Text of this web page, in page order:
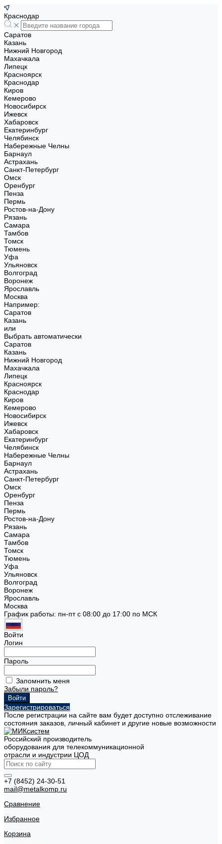
Краснодар
Саратов
Казань
Нижний Новгород
Махачкала
Липецк
Красноярск
Краснодар
Киров
Кемерово
Новосибирск
Ижевск
Хабаровск
Екатеринбург
Челябинск
Набережные Челны
Барнаул
Астрахань
Санкт-Петербург
Омск
Оренбург
Пенза
Пермь
Ростов-на-Дону
Рязань
Самара
Тамбов
Томск
Тюмень
Уфа
Ульяновск
Волгоград
Воронеж
Ярославль
Москва
Например:
Саратов
Казань
или
Выбрать автоматически
Саратов
Казань
Нижний Новгород
Махачкала
Липецк
Красноярск
Краснодар
Киров
Кемерово
Новосибирск
Ижевск
Хабаровск
Екатеринбург
Челябинск
Набережные Челны
Барнаул
Астрахань
Санкт-Петербург
Омск
Оренбург
Пенза
Пермь
Ростов-на-Дону
Рязань
Самара
Тамбов
Томск
Тюмень
Уфа
Ульяновск
Волгоград
Воронеж
Ярославль
Москва
График работы: пн-пт с 08:00 до 17:00 по МСК
Войти
Логин
Пароль
Запомнить меня
Забыли пароль?
Зарегистрироваться
После регистрации на сайте вам будет доступно отслеживание
состояния заказов, личный кабинет и другие новые возможности
Российский производитель
оборудования для телекоммуникационной
отрасли и индустрии ЦОД
+7 (8452) 24-30-51
mail@metalkomp.ru
Сравнение
Избранное
Корзина